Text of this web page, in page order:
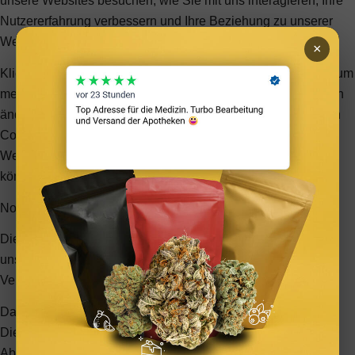
Nutzererfahrung verbessern und Ihre Beziehung zu unserer
Website anpassen.
Klicken Sie auf die verschiedenen Kategorienüberschriften, um
mehr zu erfahren. Sie können auch einige Ihrer Einstellungen
ändern. Beachten Sie, dass das Blockieren einiger Arten von
Cookies Auswirkungen auf Ihre Erfahrung auf unseren
Websites und auf die Dienste haben kann, die wir anbieten
können.
Notwendige Website Cookies
Diese Cookies sind unbedingt erforderlich, um Ihnen die auf
unserer Webseite verfügbaren Dienste und Funktionen zur
Verfügung zu stellen.
Da diese Cookies für die auf unserer Webseite verfügbaren
Dienste und Funktionen unbedingt erforderlich sind, hat die
×